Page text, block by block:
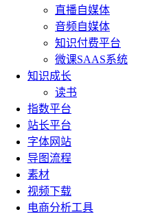
直播自媒体
音频自媒体
知识付费平台
微课SAAS系统
知识成长
读书
指数平台
站长平台
字体网站
导图流程
素材
视频下载
电商分析工具